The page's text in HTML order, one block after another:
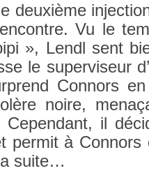
deuxième
Vu le
», Lendl sent
le super­viseur
Con­nors
noire,
Cepen­dant, il
per­mit à
suite…